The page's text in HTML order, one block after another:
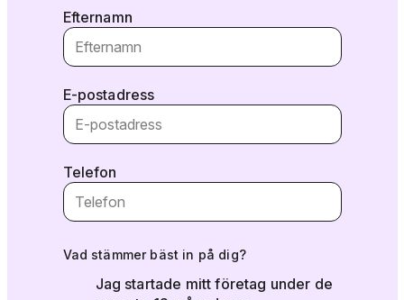
Efternamn
E-postadress
Telefon
Vad stämmer bäst in på dig?
Jag startade mitt företag under de